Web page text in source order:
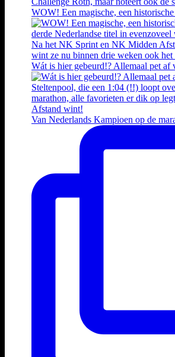
WOW! Een magische, een
Wát is hier gebeurd!? Allemaal pet af
Van Nederlands Kampioen op de